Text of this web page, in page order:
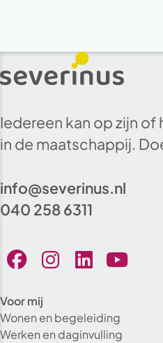
Iedereen kan op zijn of
in de maatschappij.
info@severinus.nl
040 258 6311
Voor mij
Wonen en begeleiding
Werken en daginvulling